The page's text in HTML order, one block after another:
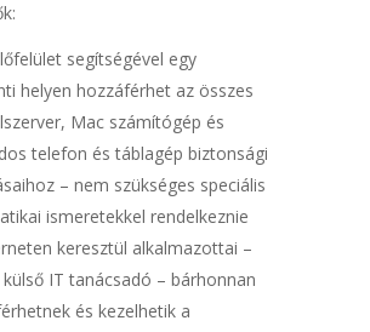
segítségével egy
helyen hozzáférhet az összes
Mac számítógép és
telefon és táblagép biztonsági
– nem szükséges speciális
ismeretekkel rendelkeznie
keresztül alkalmazottai –
IT tanácsadó – bárhonnan
és kezelhetik a